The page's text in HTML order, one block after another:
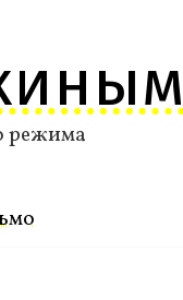
режима